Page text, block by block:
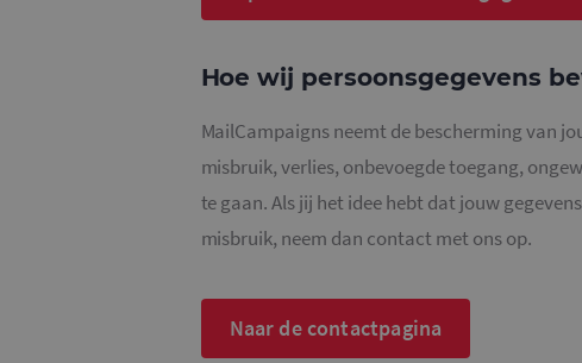
Hoe wij persoonsgegevens
MailCampaigns neemt de bescherming van
misbruik, verlies, onbevoegde toegang,
te gaan. Als jij het idee hebt dat jouw
misbruik, neem dan contact met ons op.
Naar de contactpagina